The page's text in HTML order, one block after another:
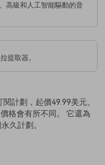
高級和人工智能驅動的音
提取器。
計劃，起價49.99美元。
格會有所不同。 它還為
久計劃。